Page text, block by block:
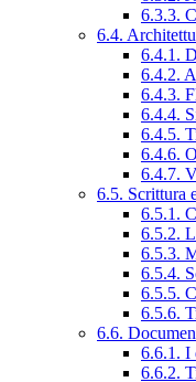
6.3.3.
6.4.
6.4.1.
6.4.2.
6.4.3.
6.4.4.
6.4.5.
6.4.6.
6.4.7.
6.5. Scrittura
6.5.1.
6.5.2.
6.5.3.
6.5.4.
6.5.5.
6.5.6.
6.6.
6.6.1. I
6.6.2.